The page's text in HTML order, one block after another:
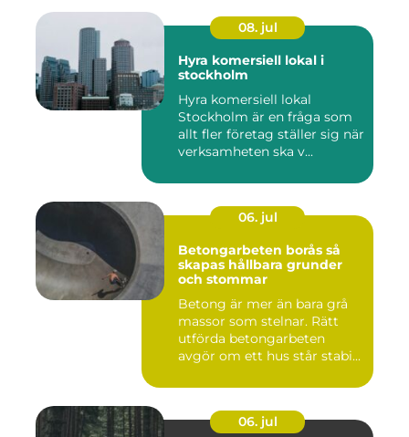
08. jul
Hyra komersiell lokal i
stockholm
Hyra komersiell lokal
Stockholm är en fråga som
allt fler företag ställer sig när
verksamheten ska v...
06. jul
Betongarbeten borås så
skapas hållbara grunder
och stommar
Betong är mer än bara grå
massor som stelnar. Rätt
utförda betongarbeten
avgör om ett hus står stabi...
06. jul